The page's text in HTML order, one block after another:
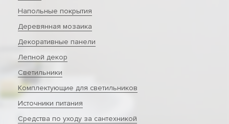
Напольные покрытия
Деревянная мозаика
Декоративные панели
Лепной декор
Светильники
Комплектующие для светильников
Источники питания
Средства по уходу за сантехникой